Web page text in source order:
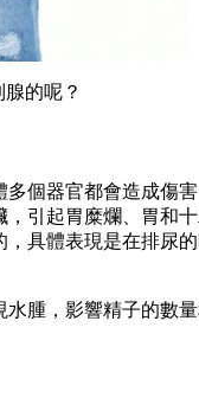
的呢？
個器官都會造成傷
引起胃糜爛、胃和
具體表現是在排尿
腫，影響精子的數